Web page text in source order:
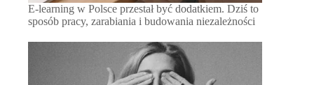
E-learning w Polsce przestał być dodatkiem. Dziś to
sposób pracy, zarabiania i budowania niezależności